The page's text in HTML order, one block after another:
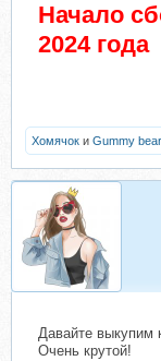
Начало
2024 года
Хомячок и Gummy bear
Давайте выкупим
Очень крутой!